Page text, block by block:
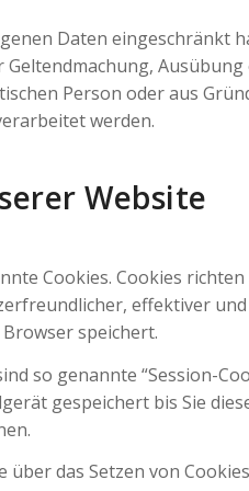
Daten eingeschränkt
Person oder aus
werden.
Website
Cookies. Cookies
effektiver
speichert.
so genannte “Session-
gespeichert bis Sie
über das Setzen von